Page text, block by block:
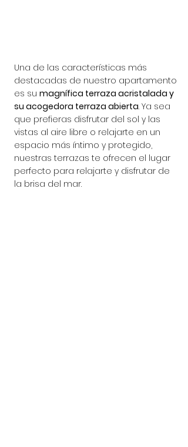
Una de las características más
destacadas de nuestro apartamento
es su magnífica terraza acristalada y
su acogedora terraza abierta. Ya sea
que prefieras disfrutar del sol y las
vistas al aire libre o relajarte en un
espacio más íntimo y protegido,
nuestras terrazas te ofrecen el lugar
perfecto para relajarte y disfrutar de
la brisa del mar.